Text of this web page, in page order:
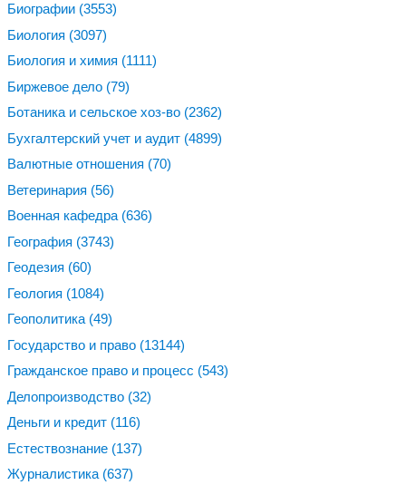
Биографии (3553)
Биология (3097)
Биология и химия (1111)
Биржевое дело (79)
Ботаника и сельское хоз-во (2362)
Бухгалтерский учет и аудит (4899)
Валютные отношения (70)
Ветеринария (56)
Военная кафедра (636)
География (3743)
Геодезия (60)
Геология (1084)
Геополитика (49)
Государство и право (13144)
Гражданское право и процесс (543)
Делопроизводство (32)
Деньги и кредит (116)
Естествознание (137)
Журналистика (637)